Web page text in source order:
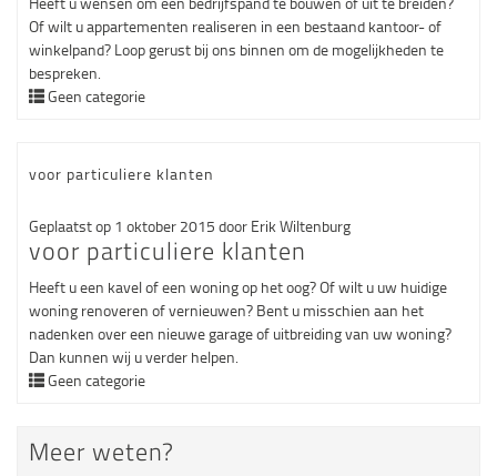
Of wilt u appartementen realiseren in een bestaand kantoor- of
winkelpand? Loop gerust bij ons binnen om de mogelijkheden te
bespreken.
Geen categorie
voor particuliere klanten
Geplaatst op 1 oktober 2015 door Erik Wiltenburg
voor particuliere klanten
Heeft u een kavel of een woning op het oog? Of wilt u uw huidige
woning renoveren of vernieuwen? Bent u misschien aan het
nadenken over een nieuwe garage of uitbreiding van uw woning?
Dan kunnen wij u verder helpen.
Geen categorie
Meer weten?